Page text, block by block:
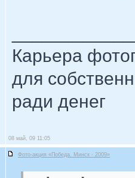
Карьера
для
ради денег
08 май, 09 11:05
Фото-акция «Победа. Минск - 2009»